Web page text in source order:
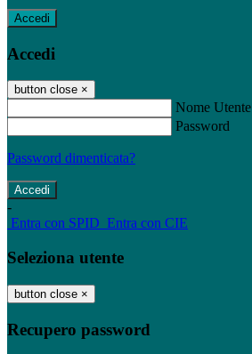
Accedi
Accedi
button close ×
Nome Utente
Password
Password dimenticata?
-
Entra con SPID Entra con CIE
Seleziona utente
button close ×
Recupero password